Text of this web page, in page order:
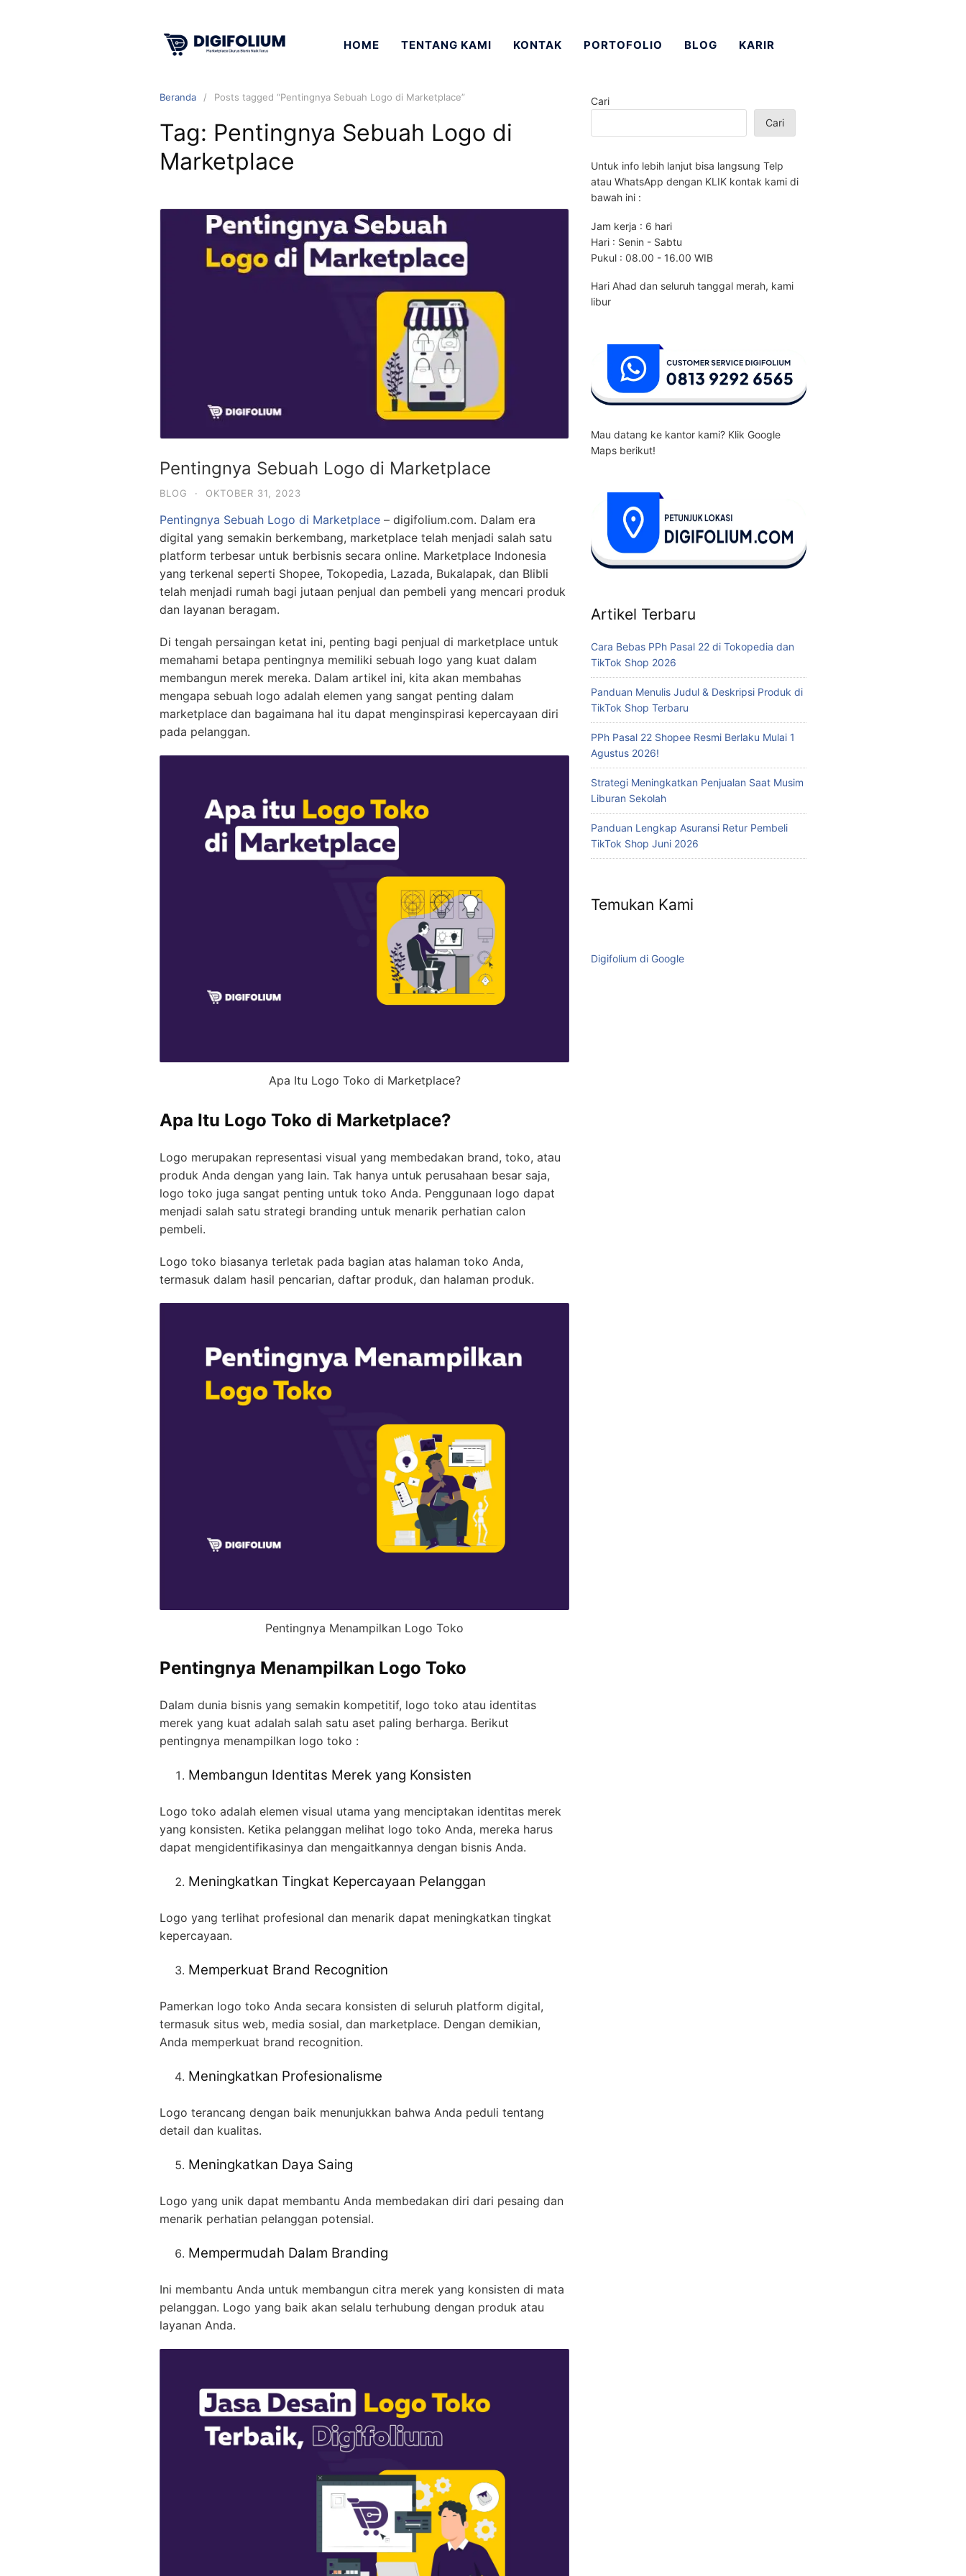
HOME TENTANG KAMI KONTAK PORTOFOLIO BLOG KARIR
Beranda Posts tagged “Pentingnya Sebuah Logo di Marketplace”
Tag: Pentingnya Sebuah Logo di
Marketplace
Pentingnya Sebuah Logo di Marketplace
BLOG · OKTOBER 31, 2023
Pentingnya Sebuah Logo di Marketplace – digifolium.com. Dalam era
digital yang semakin berkembang, marketplace telah menjadi salah satu
platform terbesar untuk berbisnis secara online. Marketplace Indonesia
yang terkenal seperti Shopee, Tokopedia, Lazada, Bukalapak, dan Blibli
telah menjadi rumah bagi jutaan penjual dan pembeli yang mencari produk
dan layanan beragam.
Di tengah persaingan ketat ini, penting bagi penjual di marketplace untuk
memahami betapa pentingnya memiliki sebuah logo yang kuat dalam
membangun merek mereka. Dalam artikel ini, kita akan membahas
mengapa sebuah logo adalah elemen yang sangat penting dalam
marketplace dan bagaimana hal itu dapat menginspirasi kepercayaan diri
pada pelanggan.
Apa Itu Logo Toko di Marketplace?
Apa Itu Logo Toko di Marketplace?
Logo merupakan representasi visual yang membedakan brand, toko, atau
produk Anda dengan yang lain. Tak hanya untuk perusahaan besar saja,
logo toko juga sangat penting untuk toko Anda. Penggunaan logo dapat
menjadi salah satu strategi branding untuk menarik perhatian calon
pembeli.
Logo toko biasanya terletak pada bagian atas halaman toko Anda,
termasuk dalam hasil pencarian, daftar produk, dan halaman produk.
Pentingnya Menampilkan Logo Toko
Pentingnya Menampilkan Logo Toko
Dalam dunia bisnis yang semakin kompetitif, logo toko atau identitas
merek yang kuat adalah salah satu aset paling berharga. Berikut
pentingnya menampilkan logo toko :
Membangun Identitas Merek yang Konsisten
Logo toko adalah elemen visual utama yang menciptakan identitas merek
yang konsisten. Ketika pelanggan melihat logo toko Anda, mereka harus
dapat mengidentifikasinya dan mengaitkannya dengan bisnis Anda.
Meningkatkan Tingkat Kepercayaan Pelanggan
Logo yang terlihat profesional dan menarik dapat meningkatkan tingkat
kepercayaan.
Memperkuat Brand Recognition
Pamerkan logo toko Anda secara konsisten di seluruh platform digital,
termasuk situs web, media sosial, dan marketplace. Dengan demikian,
Anda memperkuat brand recognition.
Meningkatkan Profesionalisme
Logo terancang dengan baik menunjukkan bahwa Anda peduli tentang
detail dan kualitas.
Meningkatkan Daya Saing
Logo yang unik dapat membantu Anda membedakan diri dari pesaing dan
menarik perhatian pelanggan potensial.
Mempermudah Dalam Branding
Ini membantu Anda untuk membangun citra merek yang konsisten di mata
pelanggan. Logo yang baik akan selalu terhubung dengan produk atau
layanan Anda.
Cari
Cari
Untuk info lebih lanjut bisa langsung Telp
atau WhatsApp dengan KLIK kontak kami di
bawah ini :
Jam kerja : 6 hari
Hari : Senin - Sabtu
Pukul : 08.00 - 16.00 WIB
Hari Ahad dan seluruh tanggal merah, kami
libur
Mau datang ke kantor kami? Klik Google
Maps berikut!
Artikel Terbaru
Cara Bebas PPh Pasal 22 di Tokopedia dan
TikTok Shop 2026
Panduan Menulis Judul & Deskripsi Produk di
TikTok Shop Terbaru
PPh Pasal 22 Shopee Resmi Berlaku Mulai 1
Agustus 2026!
Strategi Meningkatkan Penjualan Saat Musim
Liburan Sekolah
Panduan Lengkap Asuransi Retur Pembeli
TikTok Shop Juni 2026
Temukan Kami
Digifolium di Google